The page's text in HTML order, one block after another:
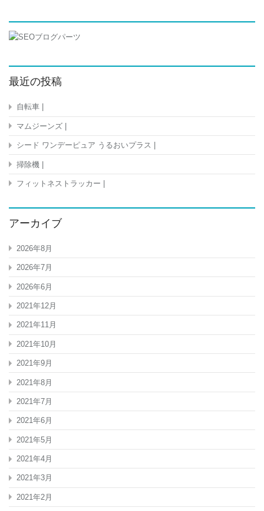
最近の投稿
自転車 |
マムジーンズ |
シード ワンデーピュア うるおいプラス |
掃除機 |
フィットネストラッカー |
アーカイブ
2026年8月
2026年7月
2026年6月
2021年12月
2021年11月
2021年10月
2021年9月
2021年8月
2021年7月
2021年6月
2021年5月
2021年4月
2021年3月
2021年2月